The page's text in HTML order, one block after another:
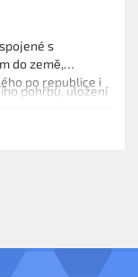
s
do země,
po republice i
pohřbu, uložení
hrobky.